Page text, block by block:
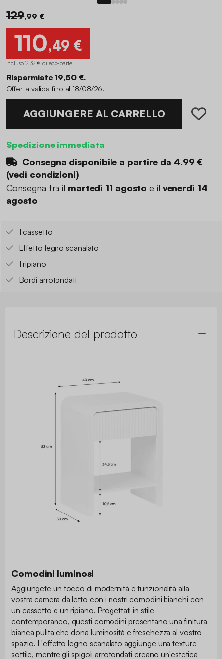
129,99 €
110,49 €
incluso 2,32 € di eco-parte.
Risparmiate 19,50 €.
Offerta valida fino al 18/08/26.
AGGIUNGERE AL CARRELLO
Spedizione immediata
Consegna disponibile a partire da 4.99 €
(vedi condizioni)
Consegna tra il martedì 11 agosto e il venerdì 14
agosto
1 cassetto
Effetto legno scanalato
1 ripiano
Bordi arrotondati
Descrizione del prodotto
Comodini luminosi
Aggiungete un tocco di modernità e funzionalità alla
vostra camera da letto con i nostri comodini bianchi con
un cassetto e un ripiano. Progettati in stile
contemporaneo, questi comodini presentano una finitura
bianca pulita che dona luminosità e freschezza al vostro
spazio. L'effetto legno scanalato aggiunge una texture
sottile, mentre gli spigoli arrotondati creano un'estetica